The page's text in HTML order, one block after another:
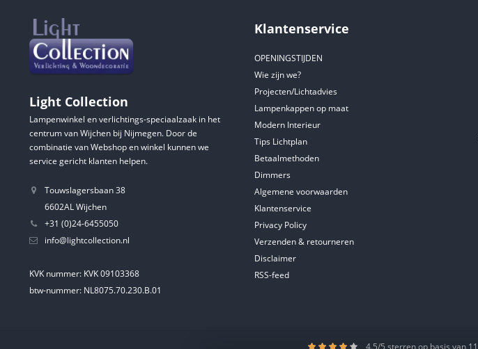
Light Collection
Lampenwinkel en verlichtings-speciaalzaak in het
centrum van Wijchen bij Nijmegen. Door de
combinatie van Webshop en winkel kunnen we
service gericht klanten helpen.
Touwslagersbaan 38
6602AL Wijchen
+31 (0)24-6455050
info@lightcollection.nl
KVK nummer: KVK 09103368
btw-nummer: NL8075.70.230.B.01
Klantenservice
OPENINGSTIJDEN
Wie zijn we?
Projecten/Lichtadvies
Lampenkappen op maat
Modern Interieur
Tips Lichtplan
Betaalmethoden
Dimmers
Algemene voorwaarden
Klantenservice
Privacy Policy
Verzenden & retourneren
Disclaimer
RSS-feed
4.5/5 sterren op basis van 11